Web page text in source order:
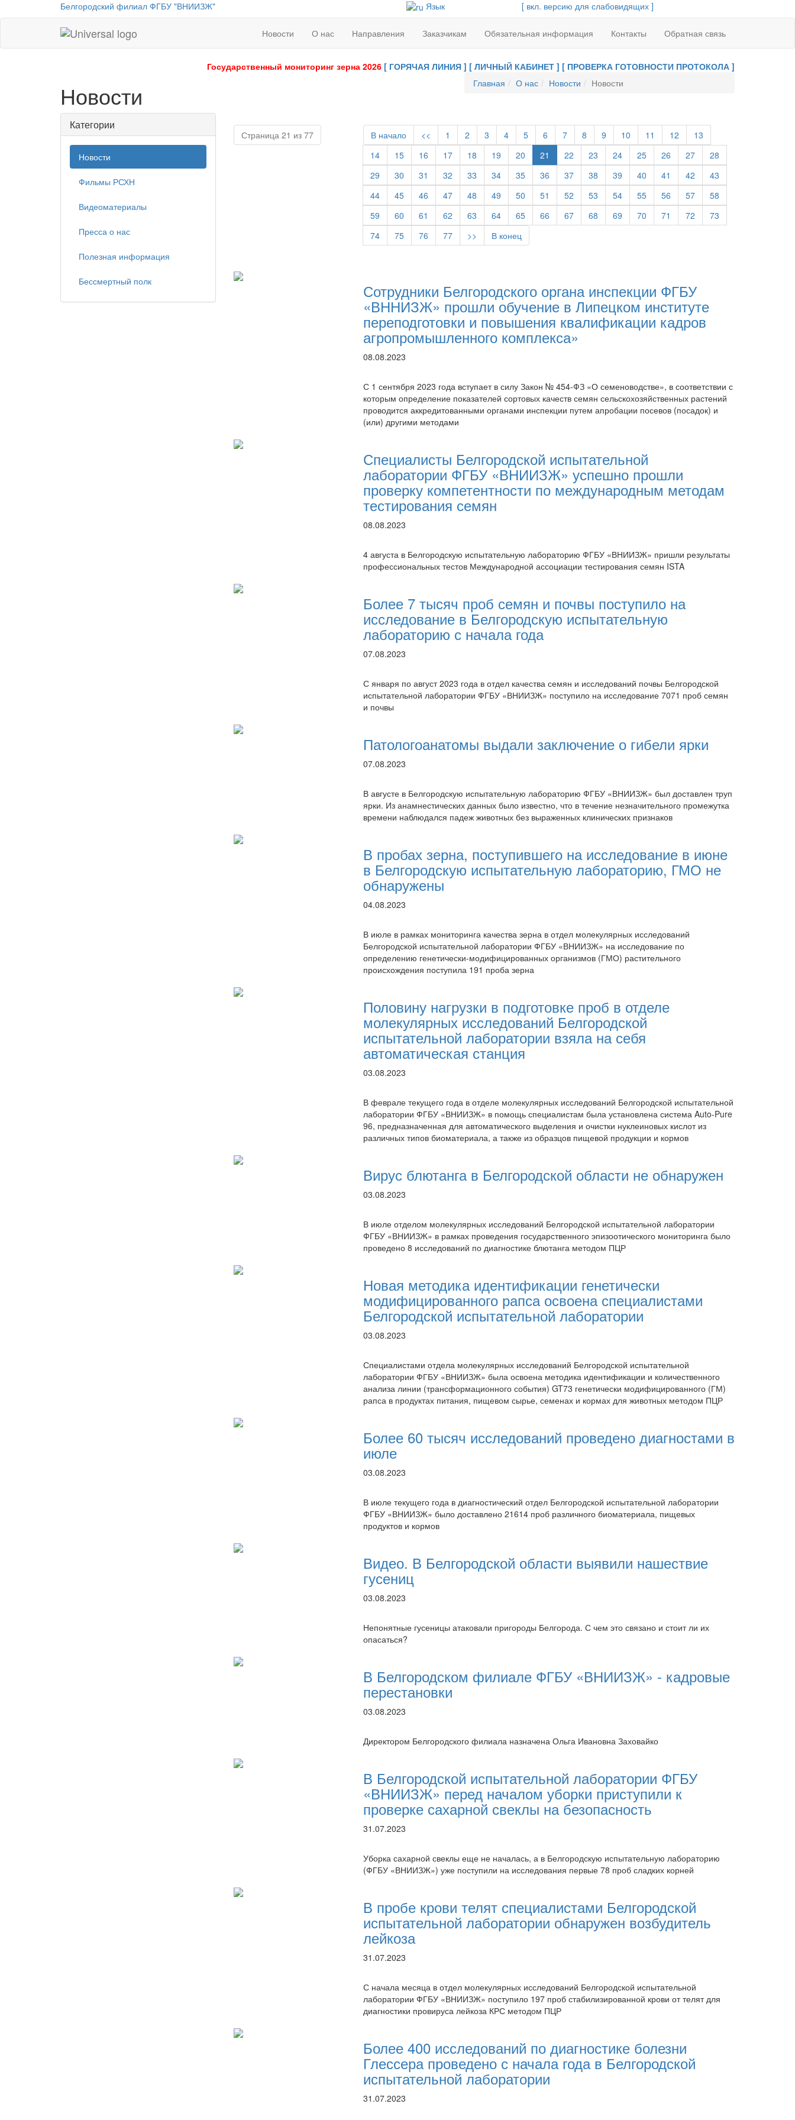
Белгородский филиал ФГБУ "ВНИИЗЖ" Язык [ вкл. версию для слабовидящих ]
homepage
Новости О нас Направления Заказчикам Обязательная информация Контакты Обратная связь
Государственный мониторинг зерна 2026 [ ГОРЯЧАЯ ЛИНИЯ ] [ ЛИЧНЫЙ КАБИНЕТ ] [ ПРОВЕРКА ГОТОВНОСТИ ПРОТОКОЛА ]
Новости Главная О нас Новости Новости
Категории
Новости
Фильмы РСХН
Видеоматериалы
Пресса о нас
Полезная информация
Бессмертный полк
Страница 21 из 77 В начало << 1 2 3 4 5 6 7 8 9 10 11 12
13
14
15 16 17 18 19 20 21 22 23 24 25 26 27
28
29
30 31 32 33 34 35 36 37 38 39 40 41 42
43
44
45 46 47 48 49 50 51 52 53 54 55 56 57
58
59
60 61 62 63 64 65 66 67 68 69 70 71 72
73
74
75 76 77 >> В конец
Сотрудники Белгородского органа инспекции ФГБУ
«ВННИЗЖ» прошли обучение в Липецком институте
переподготовки и повышения квалификации кадров
агропромышленного комплекса»
08.08.2023
С 1 сентября 2023 года вступает в силу Закон № 454-ФЗ «О семеноводстве», в соответствии с
которым определение показателей сортовых качеств семян сельскохозяйственных растений
проводится аккредитованными органами инспекции путем апробации посевов (посадок) и
(или) другими методами
Специалисты Белгородской испытательной
лаборатории ФГБУ «ВНИИЗЖ» успешно прошли
проверку компетентности по международным методам
тестирования семян
08.08.2023
4 августа в Белгородскую испытательную лабораторию ФГБУ «ВНИИЗЖ» пришли результаты
профессиональных тестов Международной ассоциации тестирования семян ISTA
Более 7 тысяч проб семян и почвы поступило на
исследование в Белгородскую испытательную
лабораторию с начала года
07.08.2023
С января по август 2023 года в отдел качества семян и исследований почвы Белгородской
испытательной лаборатории ФГБУ «ВНИИЗЖ» поступило на исследование 7071 проб семян
и почвы
Патологоанатомы выдали заключение о гибели ярки
07.08.2023
В августе в Белгородскую испытательную лабораторию ФГБУ «ВНИИЗЖ» был доставлен труп
ярки. Из анамнестических данных было известно, что в течение незначительного промежутка
времени наблюдался падеж животных без выраженных клинических признаков
В пробах зерна, поступившего на исследование в июне
в Белгородскую испытательную лабораторию, ГМО не
обнаружены
04.08.2023
В июле в рамках мониторинга качества зерна в отдел молекулярных исследований
Белгородской испытательной лаборатории ФГБУ «ВНИИЗЖ» на исследование по
определению генетически-модифицированных организмов (ГМО) растительного
происхождения поступила 191 проба зерна
Половину нагрузки в подготовке проб в отделе
молекулярных исследований Белгородской
испытательной лаборатории взяла на себя
автоматическая станция
03.08.2023
В феврале текущего года в отделе молекулярных исследований Белгородской испытательной
лаборатории ФГБУ «ВНИИЗЖ» в помощь специалистам была установлена система Auto-Pure
96, предназначенная для автоматического выделения и очистки нуклеиновых кислот из
различных типов биоматериала, а также из образцов пищевой продукции и кормов
Вирус блютанга в Белгородской области не обнаружен
03.08.2023
В июле отделом молекулярных исследований Белгородской испытательной лаборатории
ФГБУ «ВНИИЗЖ» в рамках проведения государственного эпизоотического мониторинга было
проведено 8 исследований по диагностике блютанга методом ПЦР
Новая методика идентификации генетически
модифицированного рапса освоена специалистами
Белгородской испытательной лаборатории
03.08.2023
Специалистами отдела молекулярных исследований Белгородской испытательной
лаборатории ФГБУ «ВНИИЗЖ» была освоена методика идентификации и количественного
анализа линии (трансформационного события) GT73 генетически модифицированного (ГМ)
рапса в продуктах питания, пищевом сырье, семенах и кормах для животных методом ПЦР
Более 60 тысяч исследований проведено диагностами в
июле
03.08.2023
В июле текущего года в диагностический отдел Белгородской испытательной лаборатории
ФГБУ «ВНИИЗЖ» было доставлено 21614 проб различного биоматериала, пищевых
продуктов и кормов
Видео. В Белгородской области выявили нашествие
гусениц
03.08.2023
Непонятные гусеницы атаковали пригороды Белгорода. С чем это связано и стоит ли их
опасаться?
В Белгородском филиале ФГБУ «ВНИИЗЖ» - кадровые
перестановки
03.08.2023
Директором Белгородского филиала назначена Ольга Ивановна Заховайко
В Белгородской испытательной лаборатории ФГБУ
«ВНИИЗЖ» перед началом уборки приступили к
проверке сахарной свеклы на безопасность
31.07.2023
Уборка сахарной свеклы еще не началась, а в Белгородскую испытательную лабораторию
(ФГБУ «ВНИИЗЖ») уже поступили на исследования первые 78 проб сладких корней
В пробе крови телят специалистами Белгородской
испытательной лаборатории обнаружен возбудитель
лейкоза
31.07.2023
С начала месяца в отдел молекулярных исследований Белгородской испытательной
лаборатории ФГБУ «ВНИИЗЖ» поступило 197 проб стабилизированной крови от телят для
диагностики провируса лейкоза КРС методом ПЦР
Более 400 исследований по диагностике болезни
Глессера проведено с начала года в Белгородской
испытательной лаборатории
31.07.2023